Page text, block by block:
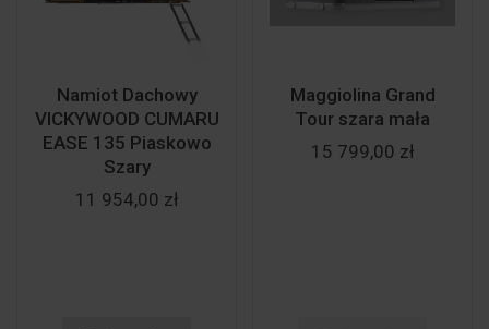
Namiot Dachowy
VICKYWOOD CUMARU
EASE 135 Piaskowo
Szary
11 954,00 zł
Maggiolina Grand
Tour szara mała
15 799,00 zł